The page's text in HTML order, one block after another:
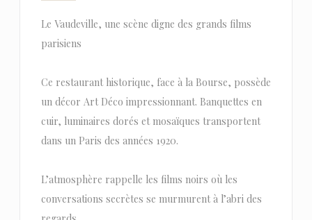
Le Vaudeville, une scène digne des grands films
parisiens
Ce restaurant historique, face à la Bourse, possède
un décor Art Déco impressionnant. Banquettes en
cuir, luminaires dorés et mosaïques transportent
dans un Paris des années 1920.
L’atmosphère rappelle les films noirs où les
conversations secrètes se murmurent à l’abri des